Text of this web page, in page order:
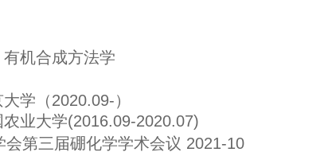
机合成方法学
学（2020.09-）
业大学(2016.09-2020.07)
会第三届硼化学学术会议 2021-10